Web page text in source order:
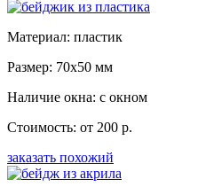
Материал: пластик
Размер: 70x50 мм
Наличие окна: с окном
Стоимость: от 200 р.
заказать похожий